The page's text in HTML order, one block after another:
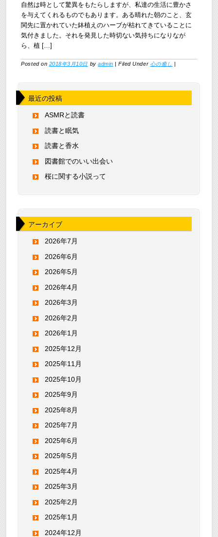
自然は時として驚異をもたらしますが、私達の生活に豊かさ
を与えてくれるものでもあります。ある晴れた朝のこと、玄
関先に置かれていた鉢植えのハーブが枯れてきていることに
気付きました。それを発見した時切ない気持ちになりなが
ら、植 […]
Posted on 2018年3月10日 byadmin |Filed Under 心の癒し |
最近の投稿
ASMRと読書
読書と眠気
読書と香水
図書館でのいい出会い
桜に関する小説って
アーカイブ
2026年7月
2026年6月
2026年5月
2026年4月
2026年3月
2026年2月
2026年1月
2025年12月
2025年11月
2025年10月
2025年9月
2025年8月
2025年7月
2025年6月
2025年5月
2025年4月
2025年3月
2025年2月
2025年1月
2024年12月